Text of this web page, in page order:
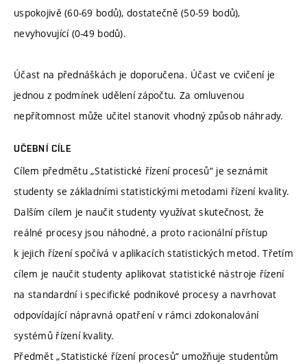
uspokojivě (60-69 bodů), dostatečně (50-59 bodů),
nevyhovující (0-49 bodů).
Účast na přednáškách je doporučena. Účast ve cvičení je
jednou z podmínek udělení zápočtu. Za omluvenou
nepřítomnost může učitel stanovit vhodný způsob náhrady.
UČEBNÍ CÍLE
Cílem předmětu „Statistické řízení procesů“ je seznámit
studenty se základními statistickými metodami řízení kvality.
Dalším cílem je naučit studenty využívat skutečnost, že
reálné procesy jsou náhodné, a proto racionální přístup
k jejich řízení spočívá v aplikacích statistických metod. Třetím
cílem je naučit studenty aplikovat statistické nástroje řízení
na standardní i specifické podnikové procesy a navrhovat
odpovídající nápravná opatření v rámci zdokonalování
systémů řízení kvality.
Předmět „Statistické řízení procesů“ umožňuje studentům